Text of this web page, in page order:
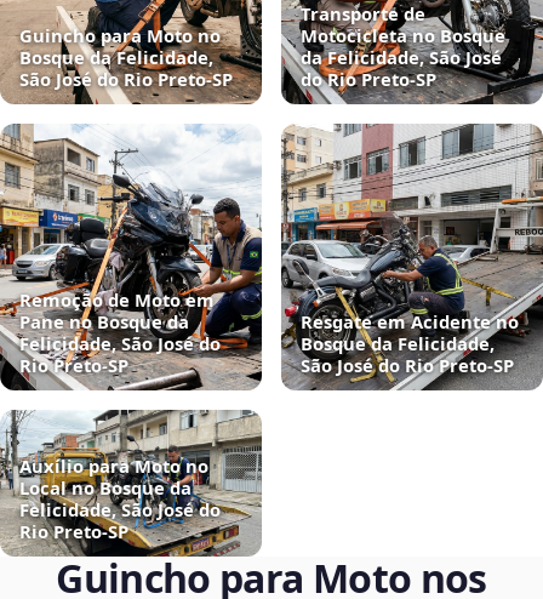
Guincho para Moto no
Bosque da Felicidade,
São José do Rio Preto‑SP
Transporte de
Motocicleta no Bosque
da Felicidade, São José
do Rio Preto‑SP
Remoção de Moto em
Pane no Bosque da
Felicidade, São José do
Rio Preto‑SP
Resgate em Acidente no
Bosque da Felicidade,
São José do Rio Preto‑SP
Auxílio para Moto no
Local no Bosque da
Felicidade, São José do
Rio Preto‑SP
Guincho para Moto nos